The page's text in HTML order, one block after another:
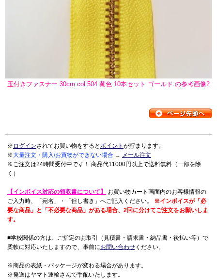
玉付きファスナー 30cm col.504 黄色 10本セット ゴールド の参考画像2
※ ログインされてお買い物をするとポイント が貯まります。
※大量注文・購入/お買物ができない場合 → メール注文
※ご注文は24時間受付中です！ 商品代11000円以上で送料無料（一部を除
く）
【インボイス対応の領収書について】
お買い物カート画面内のお客様情報の
ご入力時、「宛名」・「但し書き」へご記入ください。 ※インボイスが「必
要な商品」と「不必要な商品」がある場合、2回に分けてご注文をお願いしま
す。
■学校関係の方は、ご指定のお取引（見積書・請求書・納品書・後払い等）で
柔軟に対応いたしますので、事前にお問い合わせ ください。
※商品の表紙・パッケージが変わる場合があります。
※発送はヤマト運輸さんで手配いたします。